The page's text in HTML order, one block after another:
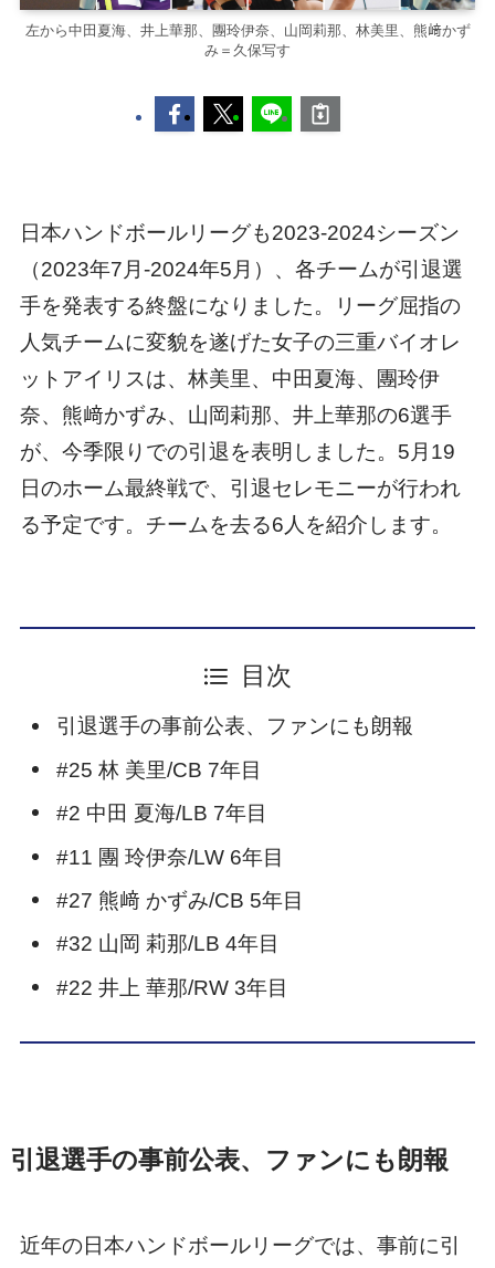
左から中田夏海、井上華那、團玲伊奈、山岡莉那、林美里、熊﨑かず
み＝久保写す
日本ハンドボールリーグも2023-2024シーズン
（2023年7月-2024年5月）、各チームが引退選
手を発表する終盤になりました。リーグ屈指の
人気チームに変貌を遂げた女子の三重バイオレ
ットアイリスは、林美里、中田夏海、團玲伊
奈、熊﨑かずみ、山岡莉那、井上華那の6選手
が、今季限りでの引退を表明しました。5月19
日のホーム最終戦で、引退セレモニーが行われ
る予定です。チームを去る6人を紹介します。
目次
引退選手の事前公表、ファンにも朗報
#25 林 美里/CB 7年目
#2 中田 夏海/LB 7年目
#11 團 玲伊奈/LW 6年目
#27 熊﨑 かずみ/CB 5年目
#32 山岡 莉那/LB 4年目
#22 井上 華那/RW 3年目
引退選手の事前公表、ファンにも朗報
近年の日本ハンドボールリーグでは、事前に引